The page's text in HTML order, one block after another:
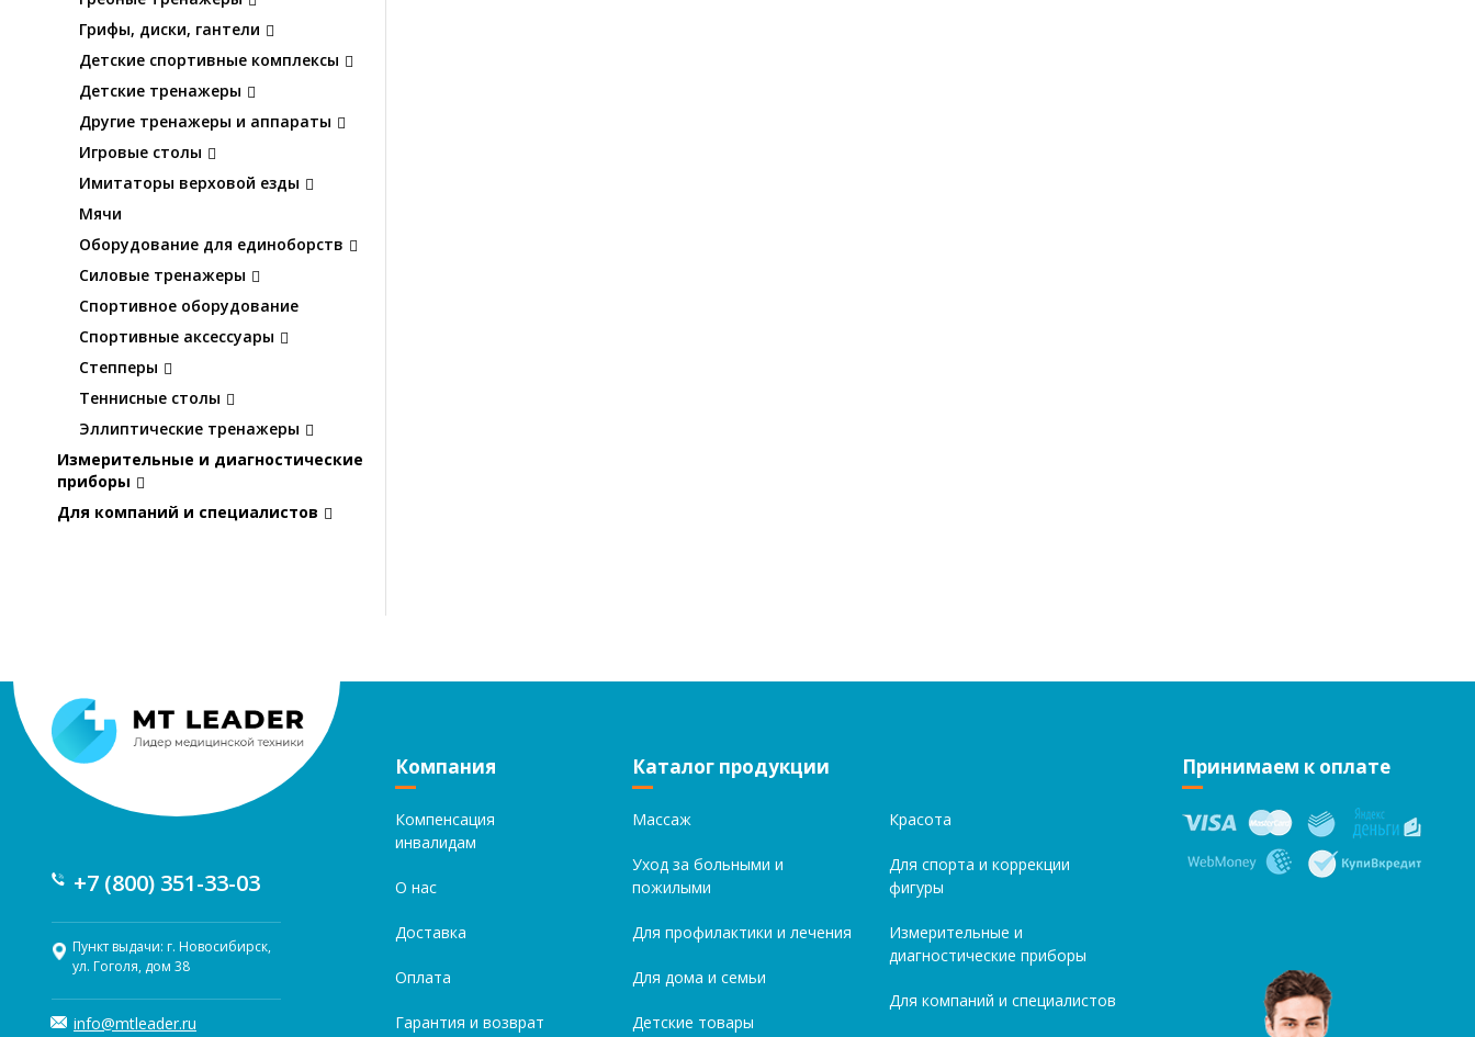
Грифы, диски, гантели
Детские спортивные комплексы
Детские тренажеры
Другие тренажеры и аппараты
Игровые столы
Имитаторы верховой езды
Мячи
Оборудование для единоборств
Силовые тренажеры
Спортивное оборудование
Спортивные аксессуары
Степперы
Теннисные столы
Эллиптические тренажеры
Измерительные и диагностические
приборы
Для компаний и специалистов
+7 (800) 351-33-03
Пункт выдачи: г. Новосибирск,
ул. Гоголя, дом 38
info@mtleader.ru
Компания
Компенсация
инвалидам
О нас
Доставка
Оплата
Гарантия и возврат
Каталог продукции
Массаж
Уход за больными и
пожилыми
Для профилактики и лечения
Для дома и семьи
Детские товары
Красота
Для спорта и коррекции
фигуры
Измерительные и
диагностические приборы
Для компаний и специалистов
Принимаем к оплате